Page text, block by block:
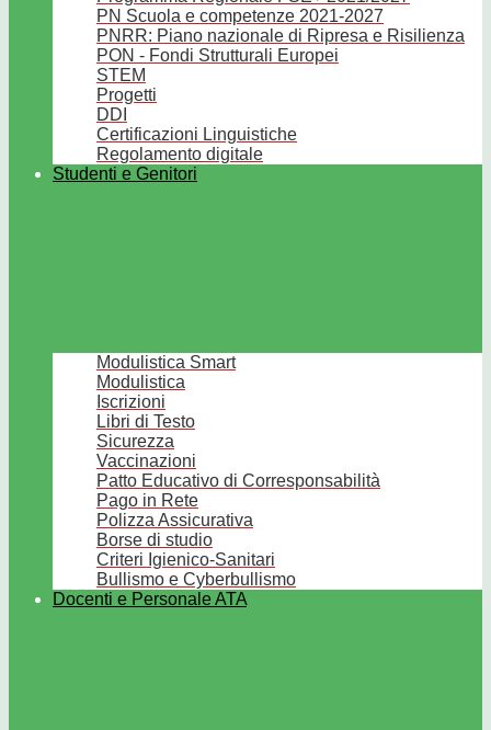
PN Scuola e competenze 2021-2027
PNRR: Piano nazionale di Ripresa e Risilienza
PON - Fondi Strutturali Europei
STEM
Progetti
DDI
Certificazioni Linguistiche
Regolamento digitale
Studenti e Genitori
Modulistica Smart
Modulistica
Iscrizioni
Libri di Testo
Sicurezza
Vaccinazioni
Patto Educativo di Corresponsabilità
Pago in Rete
Polizza Assicurativa
Borse di studio
Criteri Igienico-Sanitari
Bullismo e Cyberbullismo
Docenti e Personale ATA